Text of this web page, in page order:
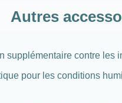
Autres
supplémentaire contre les
pour les conditions